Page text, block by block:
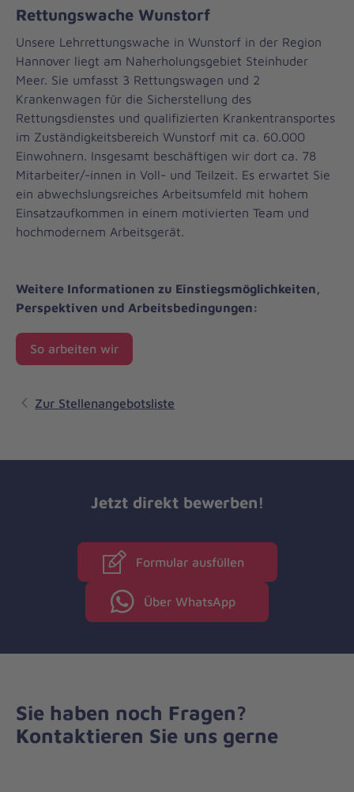
Rettungswache Wunstorf
Unsere Lehrrettungswache in Wunstorf in der Region
Hannover liegt am Naherholungsgebiet Steinhuder
Meer. Sie umfasst 3 Rettungswagen und 2
Krankenwagen für die Sicherstellung des
Rettungsdienstes und qualifizierten Krankentransportes
im Zuständigkeitsbereich Wunstorf mit ca. 60.000
Einwohnern. Insgesamt beschäftigen wir dort ca. 78
Mitarbeiter/-innen in Voll- und Teilzeit. Es erwartet Sie
ein abwechslungsreiches Arbeitsumfeld mit hohem
Einsatzaufkommen in einem motivierten Team und
hochmodernem Arbeitsgerät.
Weitere Informationen zu Einstiegsmöglichkeiten,
Perspektiven und Arbeitsbedingungen:
So arbeiten wir
Zur Stellenangebotsliste
Jetzt direkt bewerben!
Formular ausfüllen
Über WhatsApp
Sie haben noch Fragen?
Kontaktieren Sie uns gerne